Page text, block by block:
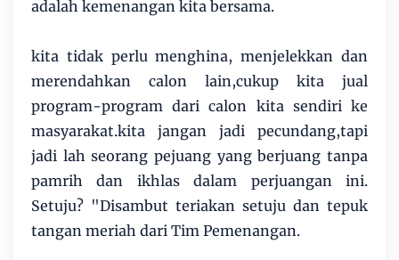
adalah kemenangan kita bersama.
kita tidak perlu menghina, menjelekkan dan
merendahkan calon lain,cukup kita jual
program-program dari calon kita sendiri ke
masyarakat.kita jangan jadi pecundang,tapi
jadi lah seorang pejuang yang berjuang tanpa
pamrih dan ikhlas dalam perjuangan ini.
Setuju? "Disambut teriakan setuju dan tepuk
tangan meriah dari Tim Pemenangan.